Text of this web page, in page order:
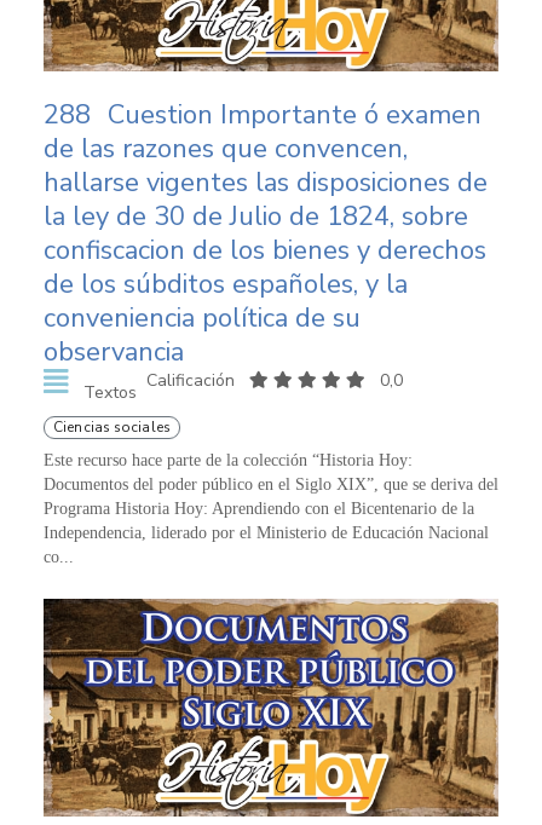
288 Cuestion Importante ó examen
de las razones que convencen,
hallarse vigentes las disposiciones de
la ley de 30 de Julio de 1824, sobre
confiscacion de los bienes y derechos
de los súbditos españoles, y la
conveniencia política de su
observancia
Textos
Calificación 0,0
Ciencias sociales
Este recurso hace parte de la colección “Historia Hoy:
Documentos del poder público en el Siglo XIX”, que se deriva del
Programa Historia Hoy: Aprendiendo con el Bicentenario de la
Independencia, liderado por el Ministerio de Educación Nacional
co...